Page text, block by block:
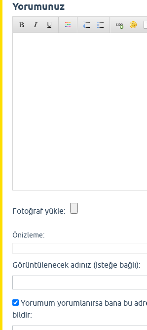
Yorumunuz
Fotoğraf yükle:
Önizleme:
Görüntülenecek adınız (isteğe bağlı):
Yorumum yorumlanırsa bana bu
bildir: